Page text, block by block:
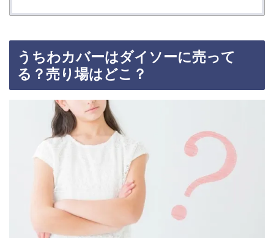
うちわカバーはダイソーに売って
る？売り場はどこ？